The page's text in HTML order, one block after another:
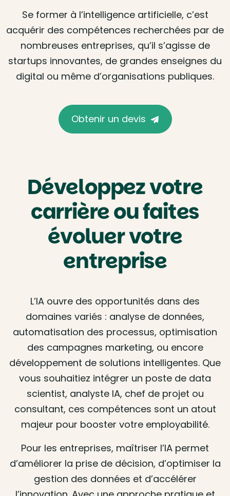
Se former à l’intelligence artificielle, c’est
acquérir des compétences recherchées par de
nombreuses entreprises, qu’il s’agisse de
startups innovantes, de grandes enseignes du
digital ou même d’organisations publiques.
Obtenir un devis
Développez votre
carrière ou faites
évoluer votre
entreprise
L’IA ouvre des opportunités dans des
domaines variés : analyse de données,
automatisation des processus, optimisation
des campagnes marketing, ou encore
développement de solutions intelligentes. Que
vous souhaitiez intégrer un poste de data
scientist, analyste IA, chef de projet ou
consultant, ces compétences sont un atout
majeur pour booster votre employabilité.
Pour les entreprises, maîtriser l’IA permet
d’améliorer la prise de décision, d’optimiser la
gestion des données et d’accélérer